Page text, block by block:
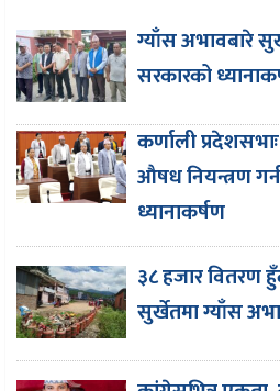
ग्याँस अभावबारे
सरकारको
कर्णाली
औषध नियन्त्रण
ध्यानाकर्षण
३८ हजार वितरण
सुर्खेतमा ग्याँस